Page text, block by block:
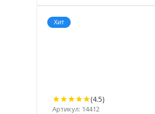
Хит
(4.5)
Артикул: 14412